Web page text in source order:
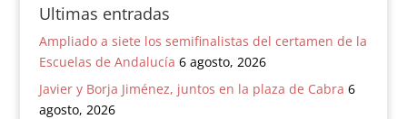
Ultimas entradas
Ampliado a siete los semifinalistas del certamen de la
Escuelas de Andalucía 6 agosto, 2026
Javier y Borja Jiménez, juntos en la plaza de Cabra 6
agosto, 2026